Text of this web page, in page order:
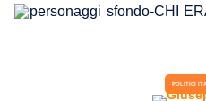
POLITICI